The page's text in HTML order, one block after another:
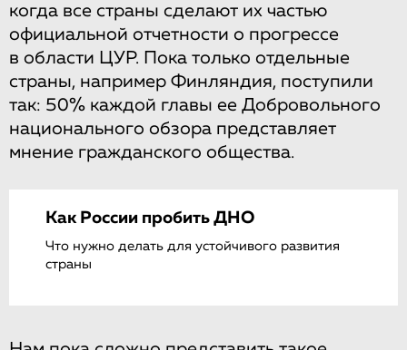
когда все страны сделают их частью
официальной отчетности о прогрессе
в области ЦУР. Пока только отдельные
страны, например Финляндия, поступили
так: 50% каждой главы ее Добровольного
национального обзора представляет
мнение гражданского общества.
Как России пробить ДНО
Что нужно делать для устойчивого развития
страны